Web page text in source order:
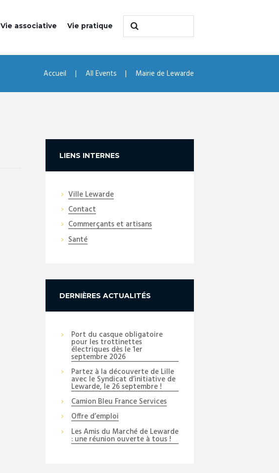
Vie associative Vie pratique
Accueil All Events Mairie de Lewarde
LIENS INTERNES
Ville Lewarde
Contact
Commerçants et artisans
Santé
DERNIÈRES ACTUALITÉS
Port du casque obligatoire
pour les trottinettes
électriques dès le 1er
septembre 2026
Partez à la découverte de Lille
avec le Syndicat d’initiative de
Lewarde, le 26 septembre !
Camion Bleu France Services
Offre d’emploi
Les Amis du Marché de Lewarde
: une réunion ouverte à tous !